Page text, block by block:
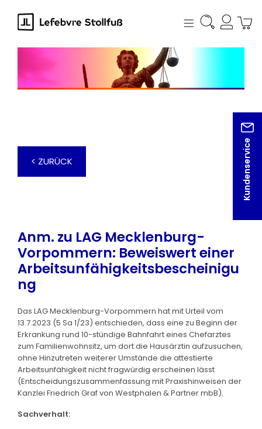
springen
Kundenservice
< ZURÜCK
Anm. zu LAG Mecklenburg-
Vorpommern: Beweiswert einer
Arbeitsunfähigkeitsbescheinigu
ng
Das LAG Mecklenburg-Vorpommern hat mit Urteil vom
13.7.2023 (5 Sa 1/23) entschieden, dass eine zu Beginn der
Erkrankung rund 10-stündige Bahnfahrt eines Chefarztes
zum Familienwohnsitz, um dort die Hausärztin aufzusuchen,
ohne Hinzutreten weiterer Umstände die attestierte
Arbeitsunfähigkeit nicht fragwürdig erscheinen lässt
(Entscheidungszusammenfassung mit Praxishinweisen der
Kanzlei Friedrich Graf von Westphalen & Partner mbB).
Sachverhalt: